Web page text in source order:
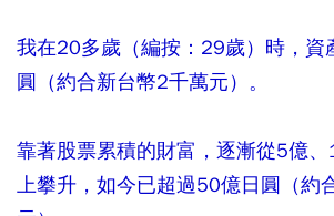
我在20多歲（編按：29歲）時，資
圓（約合新台幣2千萬元）。
靠著股票累積的財富，逐漸從5億
上攀升，如今已超過50億日圓（約